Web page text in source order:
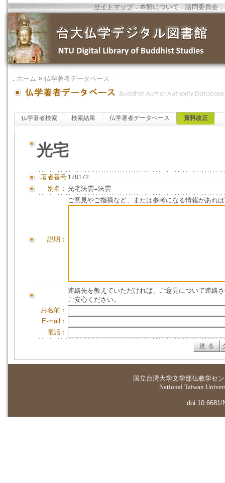
サイトマップ．本館について ．諮問委員会 ．
． ホーム > 仏学著者データベース
仏学著者検索 検索結果 仏学著者データベース 資料改正
光宅
著者番号 178172
別名： 光宅法雲=法雲
説明：
ご意見やご指摘など、または参考になる情報があれ
連絡先を教えていただければ、ご意見について連絡
ご安心ください。
お名前：
E-mail：
電話：
国立台湾大学文学部仏教学セ
National Taiwan
doi:10.6681/